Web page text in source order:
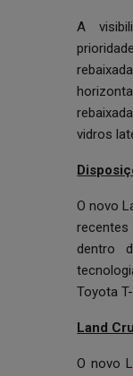
A
vidros
O novo
dentro
Toyota
Land
O novo